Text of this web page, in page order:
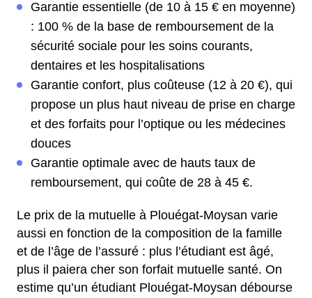
Garantie essentielle (de 10 à 15 € en moyenne)
: 100 % de la base de remboursement de la
sécurité sociale pour les soins courants,
dentaires et les hospitalisations
Garantie confort, plus coûteuse (12 à 20 €), qui
propose un plus haut niveau de prise en charge
et des forfaits pour l’optique ou les médecines
douces
Garantie optimale avec de hauts taux de
remboursement, qui coûte de 28 à 45 €.
Le prix de la mutuelle à Plouégat-Moysan varie
aussi en fonction de la composition de la famille
et de l’âge de l’assuré : plus l’étudiant est âgé,
plus il paiera cher son forfait mutuelle santé. On
estime qu’un étudiant Plouégat-Moysan débourse